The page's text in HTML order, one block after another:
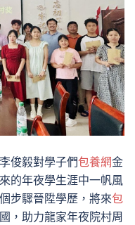
俊毅對學子們包養網金
的年夜學生涯中一帆風
步驟晉陞學歷，將來包
，助力龍家年夜院村周